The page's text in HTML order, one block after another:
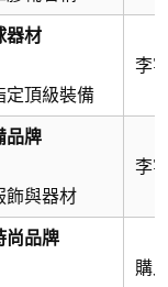
器材
定頂級裝備
李
品牌
飾與器材
李
尚品牌
購